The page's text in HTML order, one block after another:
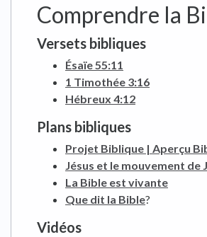
Comprendre la
Versets bibliques
Ésaïe 55:11
1 Timothée 3:16
Hébreux 4:12
Plans bibliques
Projet Biblique | Aperçu
Jésus et le mouvement de
La Bible est vivante
Que dit la Bible?
Vidéos